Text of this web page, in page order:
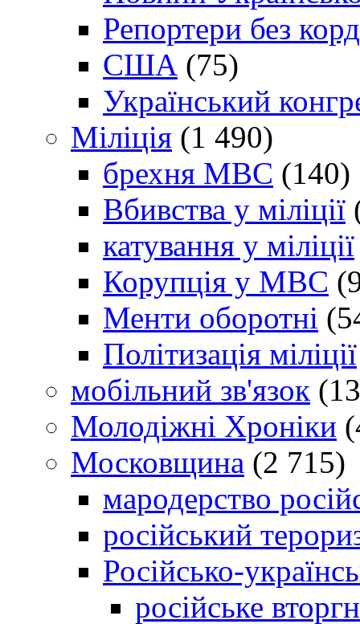
Репортери без
США (75)
Український
Міліція (1 490)
брехня МВС (140)
Вбивства у міліції
катування у міліції
Корупція у МВС
Менти оборотні
Політизація міліції
мобільний зв'язок
Молодіжні Хроніки
Московщина (2 715)
мародерство
російський
Російсько-
російське